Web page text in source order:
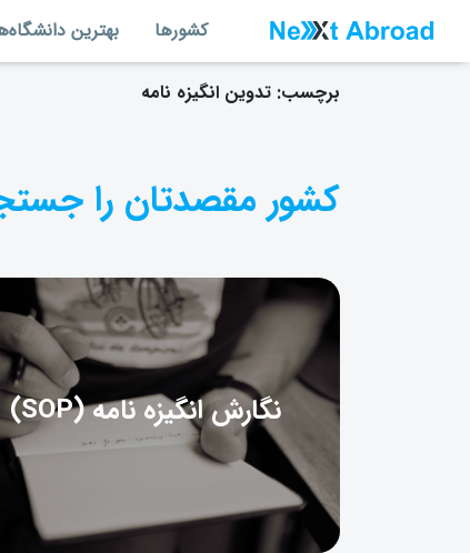
کشورها بهترین
برچسب: تدوین انگیزه نامه
کشور مقصدتان را
نگارش انگیزه نامه (SOP)